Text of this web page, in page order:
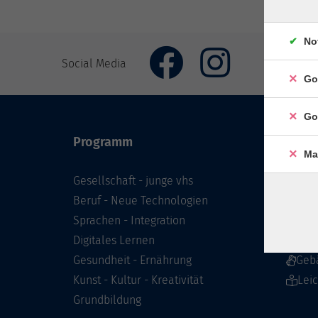
Social Media
Programm
Gesellschaft - junge vhs
Beruf - Neue Technologien
Sprachen - Integration
Digitales Lernen
Gesundheit - Ernährung
Kunst - Kultur - Kreativität
Grundbildung